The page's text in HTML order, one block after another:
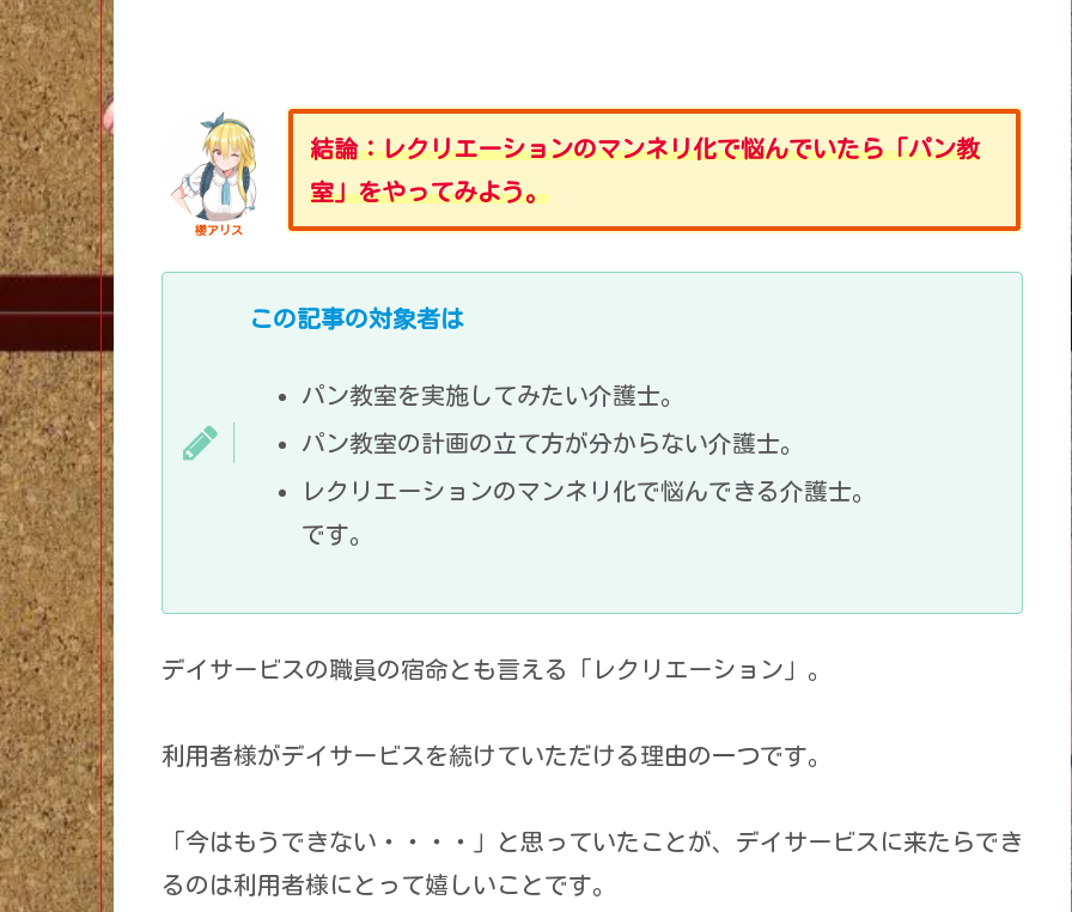
櫻アリス
結論：レクリエーションのマンネリ化で悩んでいたら「パン教
室」をやってみよう。
この記事の対象者は
パン教室を実施してみたい介護士。
パン教室の計画の立て方が分からない介護士。
レクリエーションのマンネリ化で悩んできる介護士。
です。
デイサービスの職員の宿命とも言える「レクリエーション」。
利用者様がデイサービスを続けていただける理由の一つです。
「今はもうできない・・・・」と思っていたことが、デイサービスに来たらでき
るのは利用者様にとって嬉しいことです。